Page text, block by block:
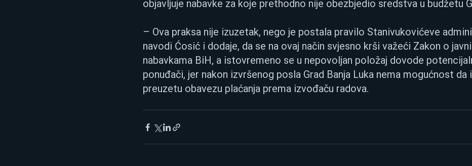
objavljuje nabavke za koje prethodno nije obezbjedio sredstva u budžetu
– Ova praksa nije izuzetak, nego je postala pravilo Stanivukovićeve
navodi Ćosić i dodaje, da se na ovaj način svjesno krši važeći Zakon o
nabavkama BiH, a istovremeno se u nepovoljan položaj dovode
ponuđači, jer nakon izvršenog posla Grad Banja Luka nema mogućnost da
preuzetu obavezu plaćanja prema izvođaču radova.